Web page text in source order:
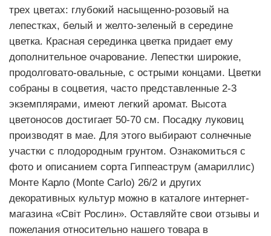
трех цветах: глубокий насыщенно-розовый на
лепестках, белый и желто-зеленый в середине
цветка. Красная серединка цветка придает ему
дополнительное очарование. Лепестки широкие,
продолговато-овальные, с острыми концами. Цветки
собраны в соцветия, часто представленные 2-3
экземплярами, имеют легкий аромат. Высота
цветоносов достигает 50-70 см. Посадку луковиц
производят в мае. Для этого выбирают солнечные
участки с плодородным грунтом. Ознакомиться с
фото и описанием сорта Гиппеаструм (амариллис)
Монте Карло (Monte Carlo) 26/2 и других
декоративных культур можно в каталоге интернет-
магазина «Світ Рослин». Оставляйте свои отзывы и
пожелания относительно нашего товара в